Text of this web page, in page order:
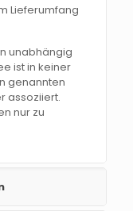
Lieferumfang
unabhängig
ist in keiner
genannten
assoziiert.
nur zu